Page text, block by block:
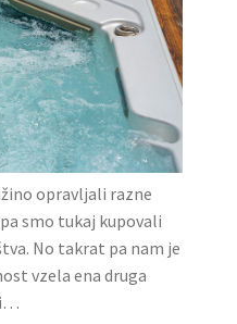
opravljali razne
smo tukaj kupovali
No takrat pa nam je
vzela ena druga